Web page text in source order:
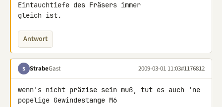
Eintauchtiefe des Fräsers immer
gleich ist.
Antwort
S StrabeGast 2009-03-01 11:03#1176812
wenn's nicht präzise sein muß, tut es auch 'ne
popelige Gewindestange M6